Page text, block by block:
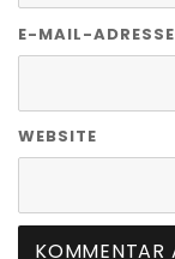
E-MAIL-ADRESSE
WEBSITE